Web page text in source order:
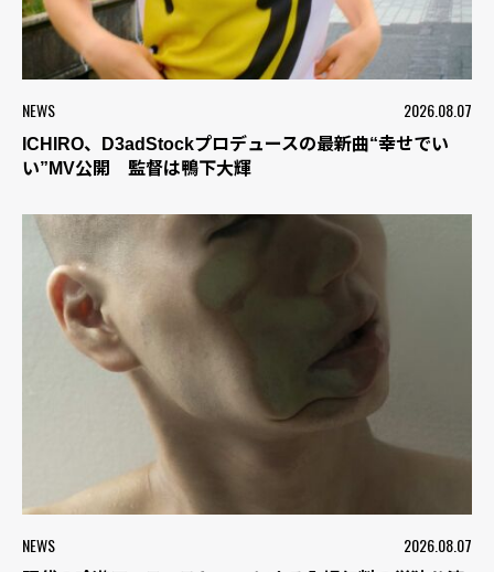
NEWS 2026.08.07
ICHIRO、D3adStockプロデュースの最新曲“幸せでい
い”MV公開 監督は鴨下大輝
NEWS 2026.08.07